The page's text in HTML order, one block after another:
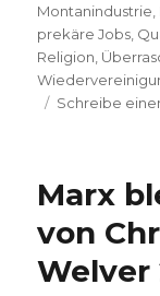
Montanindustrie
prekäre Jobs
Religion
Schreibe
Marx
von
Welver